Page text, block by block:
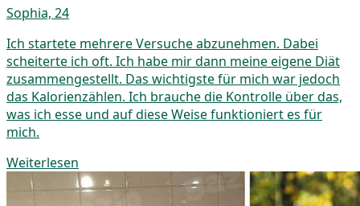
Sophia, 24
Ich startete mehrere Versuche abzunehmen. Dabei
scheiterte ich oft. Ich habe mir dann meine eigene Diät
zusammengestellt. Das wichtigste für mich war jedoch
das Kalorienzählen. Ich brauche die Kontrolle über das,
was ich esse und auf diese Weise funktioniert es für
mich.
Weiterlesen